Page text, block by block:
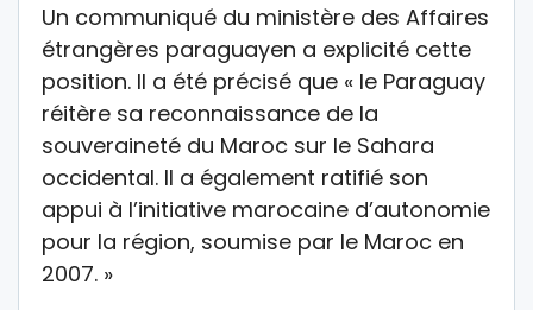
Un communiqué du ministère des Affaires
étrangères paraguayen a explicité cette
position. Il a été précisé que « le Paraguay
réitère sa reconnaissance de la
souveraineté du Maroc sur le Sahara
occidental. Il a également ratifié son
appui à l’initiative marocaine d’autonomie
pour la région, soumise par le Maroc en
2007. »